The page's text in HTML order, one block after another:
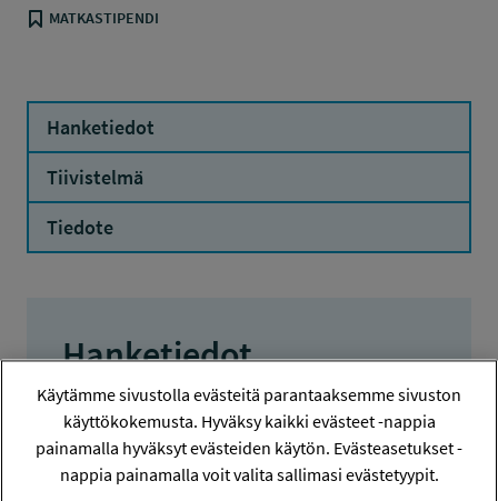
MATKASTIPENDI
Hanketiedot
Tiivistelmä
Tiedote
Hanketiedot
HANKENUMERO
116247
Käytämme sivustolla evästeitä parantaaksemme sivuston
käyttökokemusta. Hyväksy kaikki evästeet -nappia
painamalla hyväksyt evästeiden käytön. Evästeasetukset -
nappia painamalla voit valita sallimasi evästetyypit.